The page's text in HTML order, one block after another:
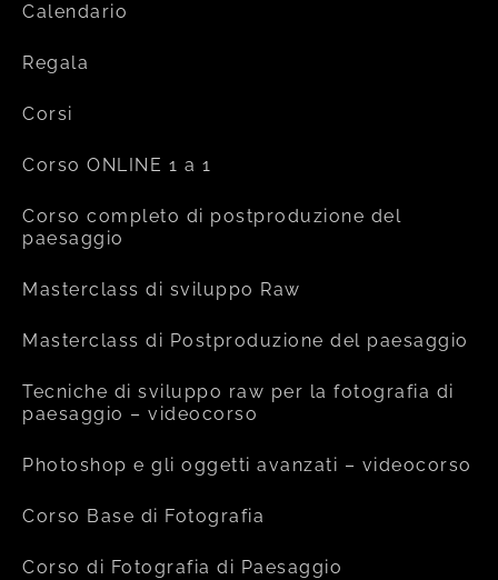
Calendario
Regala
Corsi
Corso ONLINE 1 a 1
Corso completo di postproduzione del
paesaggio
Masterclass di sviluppo Raw
Masterclass di Postproduzione del paesaggio
Tecniche di sviluppo raw per la fotografia di
paesaggio – videocorso
Photoshop e gli oggetti avanzati – videocorso
Corso Base di Fotografia
Corso di Fotografia di Paesaggio